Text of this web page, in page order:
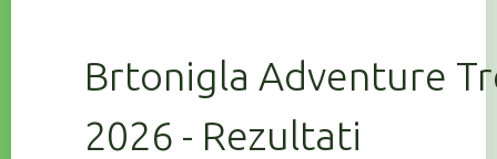
Brtonigla Adventure
2026 - Rezultati